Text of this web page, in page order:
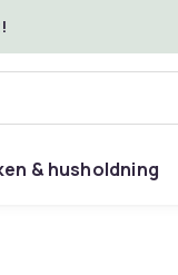
& husholdning